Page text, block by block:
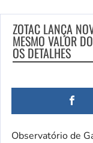
ZOTAC LANÇA
MESMO VALOR
OS DETALHES
Observatório de